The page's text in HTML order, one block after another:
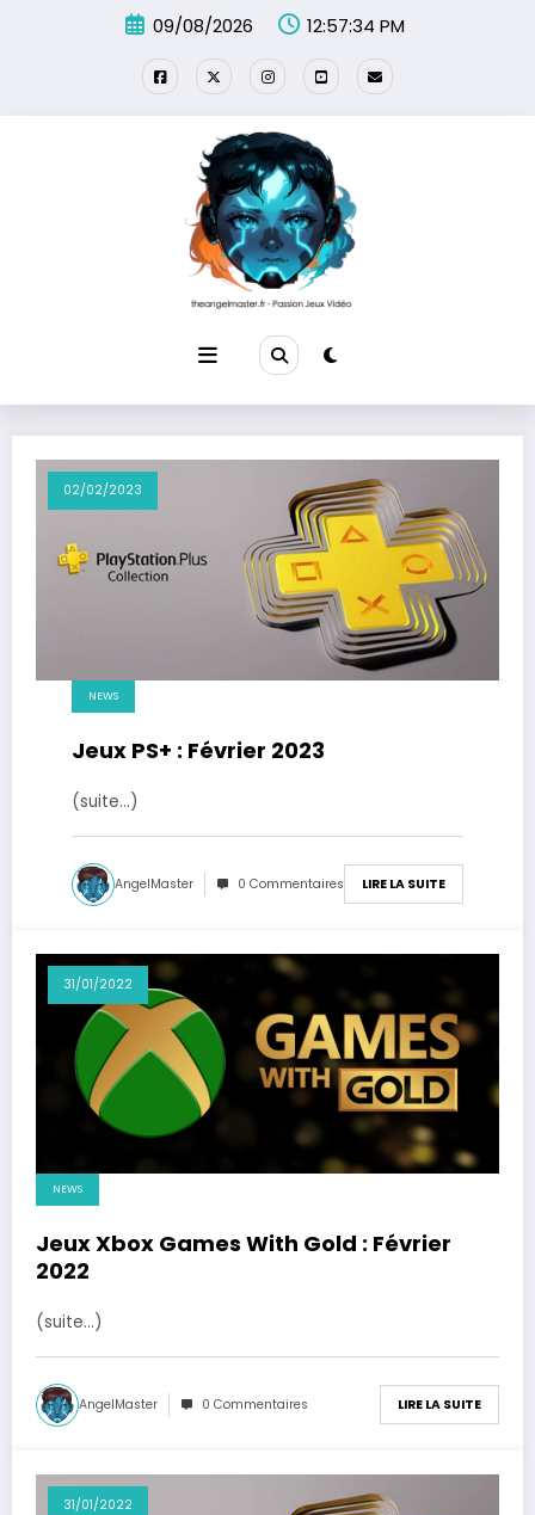
09/08/2026 12:57:34 PM
02/02/2023
NEWS
Jeux PS+ : Février 2023
(suite…)
AngelMaster 0 Commentaires LIRE LA SUITE
31/01/2022
NEWS
Jeux Xbox Games With Gold : Février
2022
(suite…)
AngelMaster 0 Commentaires LIRE LA SUITE
31/01/2022